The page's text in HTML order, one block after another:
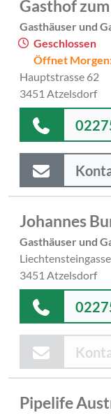
Gasthof
Gasthäuser und
Geschlossen
Öffnet
Hauptstrasse 62
3451 Atzelsdorf
Johannes
Gasthäuser und
3451 Atzelsdorf
Pipelife